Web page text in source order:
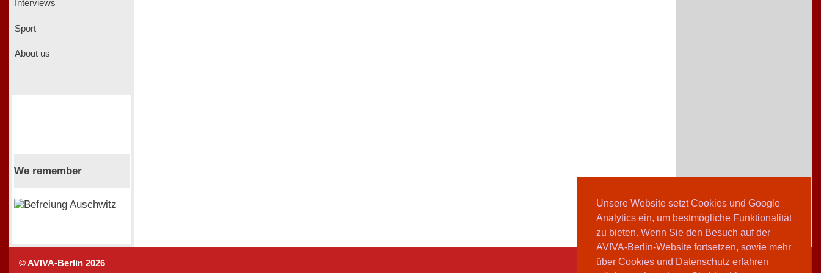
Unsere Website setzt Cookies und Google
Analytics ein, um bestmögliche Funktionalität
zu bieten. Wenn Sie den Besuch auf der
AVIVA-Berlin-Website fortsetzen, sowie mehr
über Cookies und Datenschutz erfahren
Interviews
Sport
About us
We remember
© AVIVA-Berlin 2026